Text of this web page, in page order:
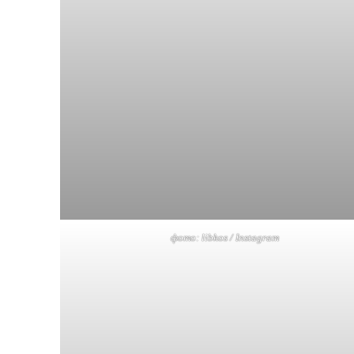
фото: libkos / Instagram